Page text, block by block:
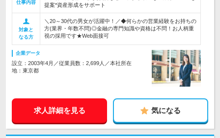
仕事内容
提案*資産形成をサポート
対象と
なる方
＼20～30代の男女が活躍中！／◆何らかの営業経験をお持ちの
方(業界・年数不問)◎金融の専門知識や資格は不問！お人柄重
視の採用です★Web面接可
企業データ
設立：2003年4月／従業員数：2,699人／本社所在
地：東京都
求人詳細を見る 気になる